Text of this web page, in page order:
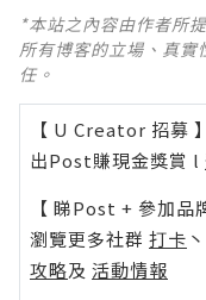
*本站之內容由作者所
所有博客的立場、真
任。
【 U Creator 招募 】
出Post賺現金獎賞 l
【 睇Post + 參加品
瀏覽更多社群 打卡 丶
攻略及 活動情報